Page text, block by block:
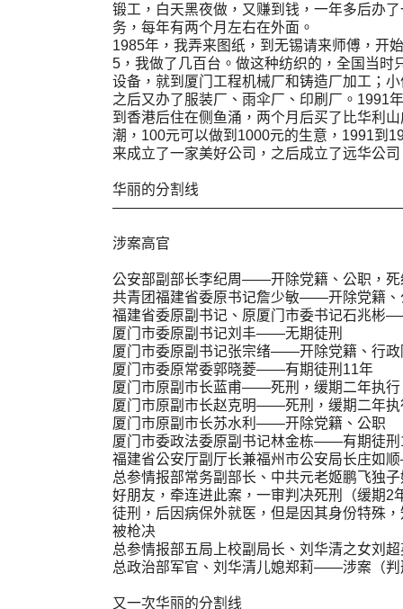
锻工，白天黑夜做，又赚到钱，一年多后办
务，每年有两个月左右在外面。
1985年，我弄来图纸，到无锡请来师傅，开
5，我做了几百台。做这种纺织的，全国当
设备，就到厦门工程机械厂和铸造厂加工；
之后又办了服装厂、雨伞厂、印刷厂。1991
到香港后住在侧鱼涌，两个月后买了比华利
潮，100元可以做到1000元的生意，1991到
来成立了一家美好公司，之后成立了远华公司
华丽的分割线
涉案高官
公安部副部长李纪周——开除党籍、公职，死
共青团福建省委原书记詹少敏——开除党籍、
福建省委原副书记、原厦门市委书记石兆彬
厦门市委原副书记刘丰——无期徒刑
厦门市委原副书记张宗绪——开除党籍、行政
厦门市委原常委郭晓菱——有期徒刑11年
厦门市原副市长蓝甫——死刑，缓期二年执行
厦门市原副市长赵克明——死刑，缓期二年执
厦门市原副市长苏水利——开除党籍、公职
厦门市委政法委原副书记林金栋——有期徒刑
福建省公安厅副厅长兼福州市公安局长庄如
总参情报部常务副部长、中共元老姬鹏飞独
好朋友，牵连进此案，一审判决死刑（缓期
徒刑，后因病保外就医，但是因其身份特殊
被枪决
总参情报部五局上校副局长、刘华清之女刘
总政治部军官、刘华清儿媳郑莉——涉案（判
又一次华丽的分割线